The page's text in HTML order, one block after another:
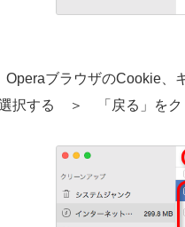
OperaブラウザのCookie、
択する ＞ 「戻る」をク